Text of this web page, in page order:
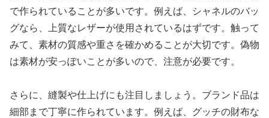
で作られていることが多いです。例えば、シャネルのバッ
グなら、上質なレザーが使用されているはずです。触って
みて、素材の質感や重さを確かめることが大切です。偽物
は素材が安っぽいことが多いので、注意が必要です。
さらに、縫製や仕上げにも注目しましょう。ブランド品は
細部まで丁寧に作られています。例えば、グッチの財布な